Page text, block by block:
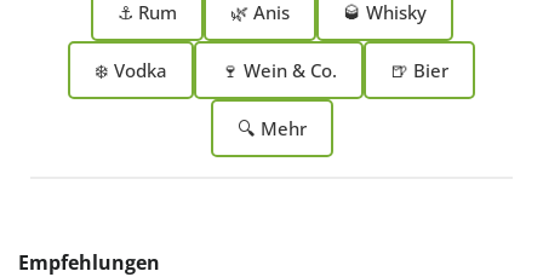
⚓ Rum 🌿 Anis 🥃 Whisky
❄️ Vodka 🍷 Wein & Co. 🍺 Bier
🔍 Mehr
Produktgalerie überspringen
Empfehlungen